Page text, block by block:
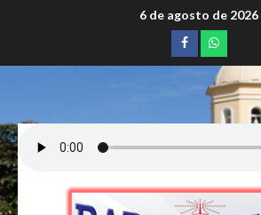
6 de agosto de 2026
Facebookwhatsapp